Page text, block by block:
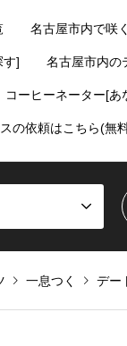
名古屋市内で咲
す] 名古屋市内の
コーヒーネーター[
の依頼はこちら(無
一息つく デー